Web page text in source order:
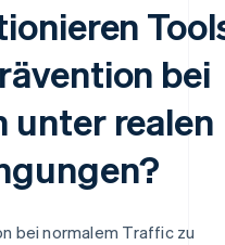
bei
unter realen
bei normalem Traffic zu